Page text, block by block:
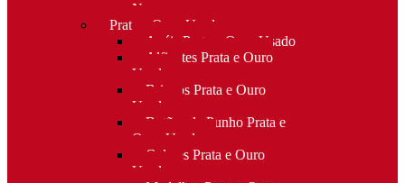
Novo
Prata e Ouro Usado
Anéis Prata e Ouro Usado
Alfinetes Prata e Ouro
Usado
Brincos Prata e Ouro
Usado
Botões de Punho Prata e
Ouro Usado
Colares Prata e Ouro
Usado